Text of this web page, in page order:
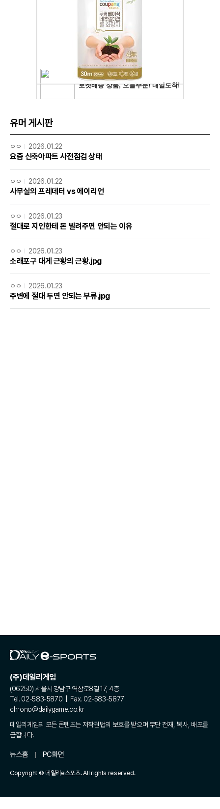
유머 게시판
ㅇㅇ 2026.01.22
요즘 신축아파트 사전점검 상태
ㅇㅇ 2026.01.22
사무실의 프레데터 vs 에이리언
ㅇㅇ 2026.01.23
절대로 지인한테 돈 빌려주면 안되는 이유
ㅇㅇ 2026.01.23
소래포구 대게 근황의 근황.jpg
ㅇㅇ 2026.01.23
주변에 절대 두면 안되는 부류.jpg
(주)데일리게임
(06250) 서울시 강남구 역삼로8길 17, 4층
Tel. 02-583-5870 | Fax. 02-583-5877
chrono@dailygame.co.kr
데일리게임의 모든 콘텐츠는 저작권법의 보호를 받으며 무단 전재, 복사, 배포를
금합니다.
뉴스홈 PC화면
Copyright © 데일리e스포츠. All rights reserved.